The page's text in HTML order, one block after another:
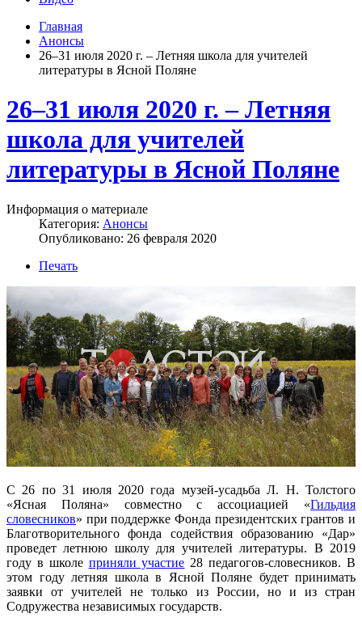
Главная
Анонсы
26–31 июля 2020 г. – Летняя школа для учителей
литературы в Ясной Поляне
26–31 июля 2020 г. – Летняя
школа для учителей
литературы в Ясной Поляне
Информация о материале
Категория: Анонсы
Опубликовано: 26 февраля 2020
Печать
С 26 по 31 июля 2020 года музей-усадьба Л. Н. Толстого
«Ясная Поляна» совместно с ассоциацией «Гильдия
словесников» при поддержке Фонда президентских грантов и
Благотворительного фонда содействия образованию «Дар»
проведет летнюю школу для учителей литературы. В 2019
году в школе приняли участие 28 педагогов-словесников. В
этом году летняя школа в Ясной Поляне будет принимать
заявки от учителей не только из России, но и из стран
Содружества независимых государств.